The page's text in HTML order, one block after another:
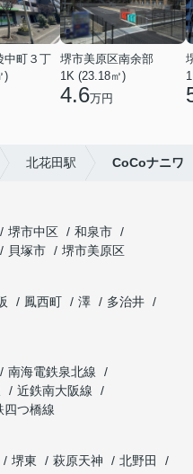
中町３丁
)
堺市美原区南余部
1K (23.18㎡)
4.6万円
北花田駅 CoCoナニワ
堺市中区
和泉市
貝塚市
堺市美原区
鳳西町 澤
多治井
南海電鉄泉北線
近鉄南大阪線
四つ橋線
堺東 萩原天神
北野田